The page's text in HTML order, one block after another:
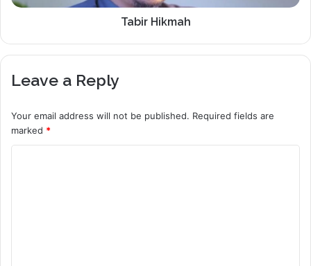
Tabir Hikmah
Leave a Reply
Your email address will not be published. Required fields are
marked *